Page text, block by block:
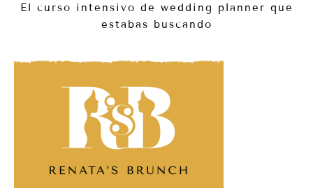
El curso intensivo de wedding planner que
estabas buscando